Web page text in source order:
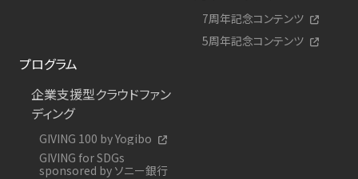
7周年記念コンテンツ
5周年記念コンテンツ
プログラム
企業支援型クラウドファン
ディング
GIVING 100 by Yogibo
GIVING for SDGs
sponsored by ソニー銀行